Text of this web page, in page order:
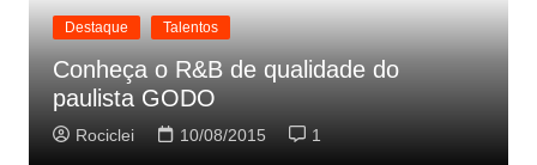
Destaque Talentos
Conheça o R&B de qualidade do
paulista GODO
Rociclei 10/08/2015 1